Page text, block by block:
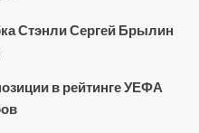
Стэнли Сергей Брылин
в рейтинге УЕФА